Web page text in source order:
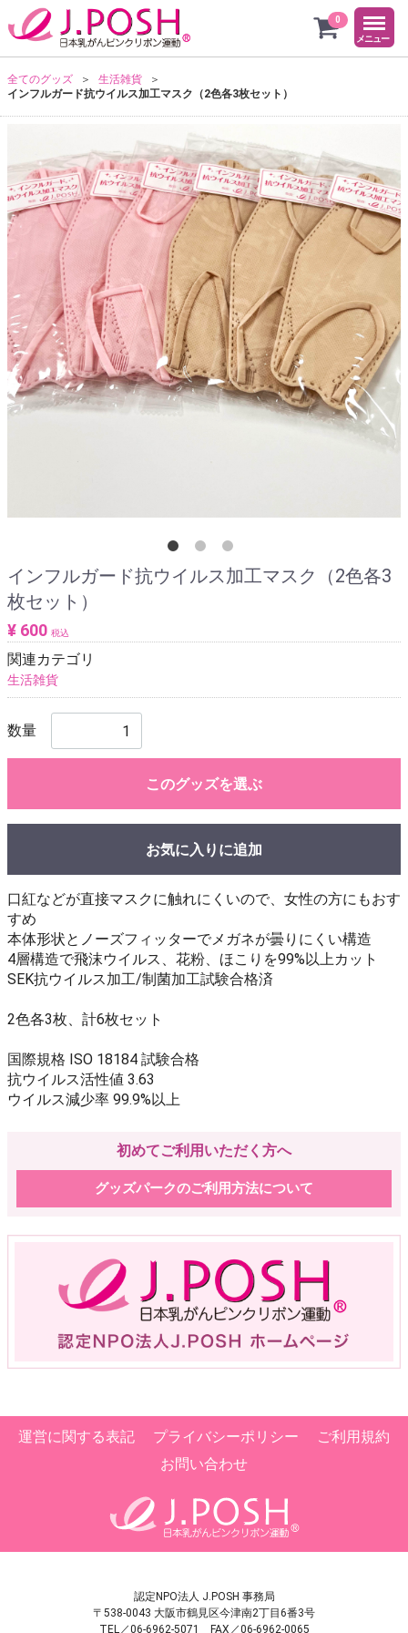
ピン
0 menu
メニュー
全てのグッズ
生活雑貨
インフルガード抗ウイルス加工マスク（2色各3枚セット）
インフルガード抗ウイルス加工マスク（2色各3
枚セット）
¥ 600 税込
関連カテゴリ
生活雑貨
数量
このグッズを選ぶ
お気に入りに追加
口紅などが直接マスクに触れにくいので、女性の方にもおす
すめ
本体形状とノーズフィッターでメガネが曇りにくい構造
4層構造で飛沫ウイルス、花粉、ほこりを99%以上カット
SEK抗ウイルス加工/制菌加工試験合格済
2色各3枚、計6枚セット
国際規格 ISO 18184 試験合格
抗ウイルス活性値 3.63
ウイルス減少率 99.9%以上
初めてご利用いただく方へ
グッズパークのご利用方法について
運営に関する表記 プライバシーポリシー
ご利用規約
お問い合わせ
認定NPO法人 J.POSH 事務局
〒538-0043 大阪市鶴見区今津南2丁目6番3号
TEL／06-6962-5071 FAX／06-6962-0065